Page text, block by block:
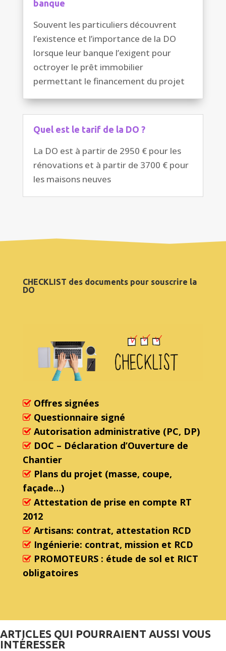
banque
Souvent les particuliers découvrent
l’existence et l’importance de la DO
lorsque leur banque l’exigent pour
octroyer le prêt immobilier
permettant le financement du projet
Quel est le tarif de la DO ?
La DO est à partir de 2950 € pour les
rénovations et à partir de 3700 € pour
les maisons neuves
CHECKLIST des documents pour souscrire la
DO
Offres signées
Questionnaire signé
Autorisation administrative (PC, DP)
DOC – Déclaration d’Ouverture de
Chantier
Plans du projet (masse, coupe,
façade…)
Attestation de prise en compte RT
2012
Artisans: contrat, attestation RCD
Ingénierie: contrat, mission et RCD
PROMOTEURS : étude de sol et RICT
obligatoires
ARTICLES QUI POURRAIENT AUSSI VOUS
INTÉRESSER